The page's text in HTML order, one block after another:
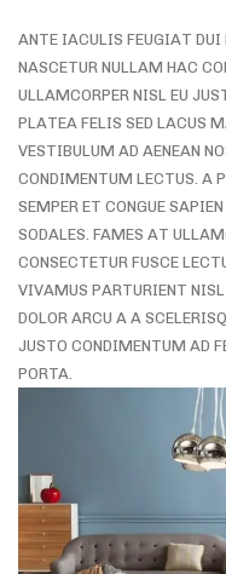
ANTE IACULIS FEUGIAT DUI
NASCETUR NULLAM HAC
ULLAMCORPER NISL EU
PLATEA FELIS SED LACUS
VESTIBULUM AD AENEAN
CONDIMENTUM LECTUS. A
SEMPER ET CONGUE
SODALES. FAMES AT
CONSECTETUR FUSCE
VIVAMUS PARTURIENT NISL
DOLOR ARCU A A
JUSTO CONDIMENTUM AD
PORTA.